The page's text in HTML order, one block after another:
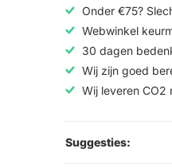
Onder €75?
Webwinkel
30 dagen
Wij zijn goed
Wij leveren CO2
Suggesties: